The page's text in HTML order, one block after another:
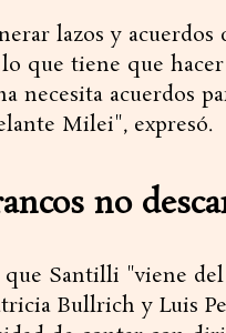
lazos y acuerdos
que tiene que
necesita acuerdos
Milei", expresó.
no
Santilli "viene
Bullrich y Luis